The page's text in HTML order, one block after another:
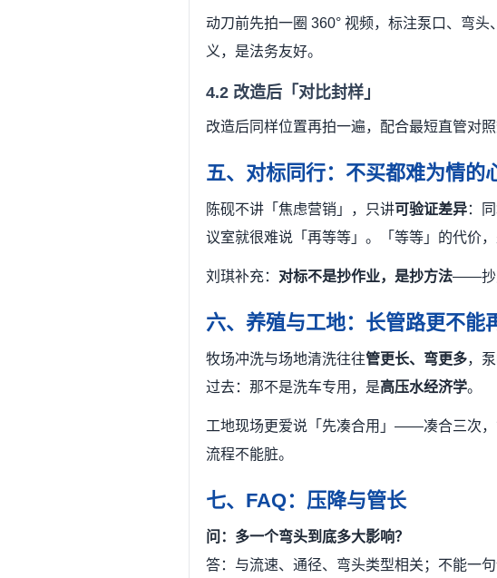
动刀前先拍一圈 360° 视频，标注泵口、弯
义，是法务友好。
4.2 改造后「对比封样」
改造后同样位置再拍一遍，配合最短直管对
五、对标同行：不买都难为情的
陈砚不讲「焦虑营销」，只讲可验证差异：
议室就很难说「再等等」。「等等」的代价
刘琪补充： 对标不是抄作业，是抄方法——抄
六、养殖与工地：长管路更不能
牧场冲洗与场地清洗往往管更长、弯更多，
过去：那不是洗车专用，是高压水经济学。
工地现场更爱说「先凑合用」——凑合三次，
流程不能脏。
七、FAQ：压降与管长
问：多一个弯头到底多大影响？
答：与流速、通径、弯头类型相关；不能一